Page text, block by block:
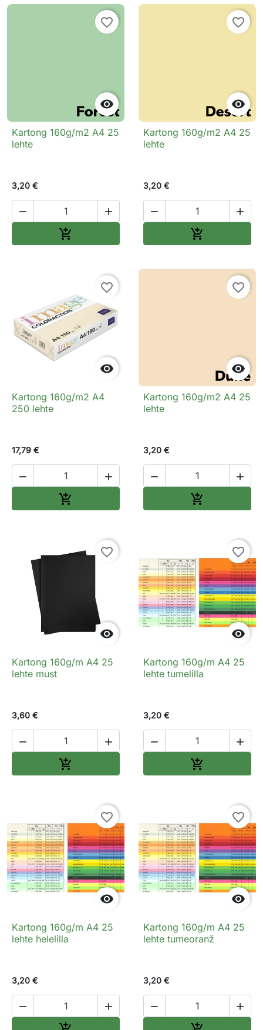

favorite_border
Kartong 160g/m2 A4 25
lehte
3,20 €
 


favorite_border
Kartong 160g/m2 A4 25
lehte
3,20 €
 


favorite_border
Kartong 160g/m2 A4
250 lehte
17,79 €
 


favorite_border
Kartong 160g/m2 A4 25
lehte
3,20 €
 


favorite_border
Kartong 160g/m A4 25
lehte must
3,60 €
 


favorite_border
Kartong 160g/m A4 25
lehte tumelilla
3,20 €
 


favorite_border
Kartong 160g/m A4 25
lehte helelilla
3,20 €
 

favorite_border
Kartong 160g/m A4 25
lehte tumeoranž
3,20 €
 